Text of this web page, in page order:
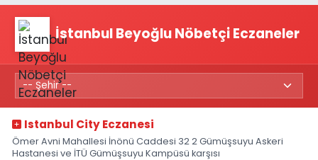
İstanbul Beyoğlu Nöbetçi Eczaneler
Istanbul City Eczanesi
Ömer Avni Mahallesi İnönü Caddesi 32 2 Gümüşsuyu Askeri
Hastanesi ve İTÜ Gümüşsuyu Kampüsü karşısı